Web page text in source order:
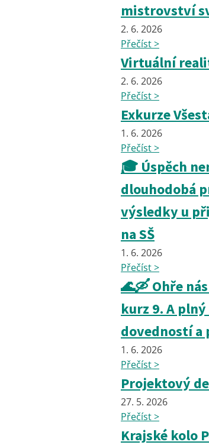
mistrovství
2. 6. 2026
Přečíst >
Virtuální
2. 6. 2026
Přečíst >
Exkurze
1. 6. 2026
Přečíst >
🎓 Úspěch
dlouhodobá
výsledky u
na SŠ
1. 6. 2026
Přečíst >
🌊🛶 Ohře
kurz 9. A
dovedností
1. 6. 2026
Přečíst >
Projektový
27. 5. 2026
Přečíst >
Krajské kolo